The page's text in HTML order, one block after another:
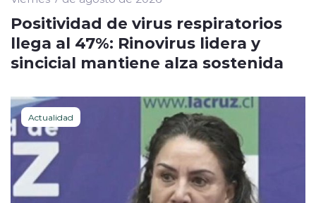
Positividad de virus respiratorios
llega al 47%: Rinovirus lidera y
sincicial mantiene alza sostenida
Actualidad